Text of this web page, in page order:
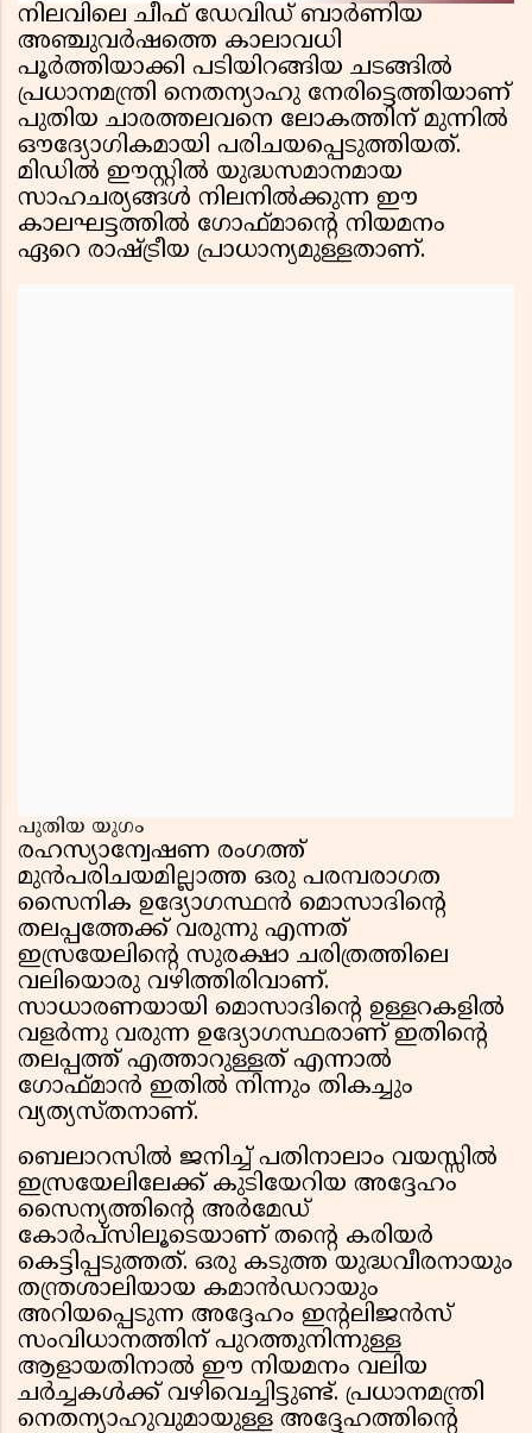
നിലവിലെ ചീഫ് ഡേവിഡ് ബാർണിയ
അഞ്ചുവർഷത്തെ കാലാവധി
പൂർത്തിയാക്കി പടിയിറങ്ങിയ ചടങ്ങിൽ
പ്രധാനമന്ത്രി നെതന്യാഹു നേരിട്ടെത്തിയാണ്
പുതിയ ചാരത്തലവനെ ലോകത്തിന് മുന്നിൽ
ഔദ്യോഗികമായി പരിചയപ്പെടുത്തിയത്.
മിഡിൽ ഈസ്റ്റിൽ യുദ്ധസമാനമായ
സാഹചര്യങ്ങൾ നിലനിൽക്കുന്ന ഈ
കാലഘട്ടത്തിൽ ഗോഫ്മാന്റെ നിയമനം
ഏറെ രാഷ്ട്രീയ പ്രാധാന്യമുള്ളതാണ്.
പുതിയ യുഗം
രഹസ്യാന്വേഷണ രംഗത്ത്
മുൻപരിചയമില്ലാത്ത ഒരു പരമ്പരാഗത
സൈനിക ഉദ്യോഗസ്ഥൻ മൊസാദിന്റെ
തലപ്പത്തേക്ക് വരുന്നു എന്നത്
ഇസ്രയേലിന്റെ സുരക്ഷാ ചരിത്രത്തിലെ
വലിയൊരു വഴിത്തിരിവാണ്.
സാധാരണയായി മൊസാദിന്റെ ഉള്ളറകളിൽ
വളർന്നു വരുന്ന ഉദ്യോഗസ്ഥരാണ് ഇതിന്റെ
തലപ്പത്ത് എത്താറുള്ളത് എന്നാൽ
ഗോഫ്മാൻ ഇതിൽ നിന്നും തികച്ചും
വ്യത്യസ്തനാണ്.
ബെലാറസിൽ ജനിച്ച് പതിനാലാം വയസ്സിൽ
ഇസ്രയേലിലേക്ക് കുടിയേറിയ അദ്ദേഹം
സൈന്യത്തിന്റെ അർമേഡ്
കോർപ്സിലൂടെയാണ് തന്റെ കരിയർ
കെട്ടിപ്പടുത്തത്. ഒരു കടുത്ത യുദ്ധവീരനായും
തന്ത്രശാലിയായ കമാൻഡറായും
അറിയപ്പെടുന്ന അദ്ദേഹം ഇന്റലിജൻസ്
സംവിധാനത്തിന് പുറത്തുനിന്നുള്ള
ആളായതിനാൽ ഈ നിയമനം വലിയ
ചർച്ചകൾക്ക് വഴിവെച്ചിട്ടുണ്ട്. പ്രധാനമന്ത്രി
നെതന്യാഹുവുമായുള്ള അദ്ദേഹത്തിന്റെ